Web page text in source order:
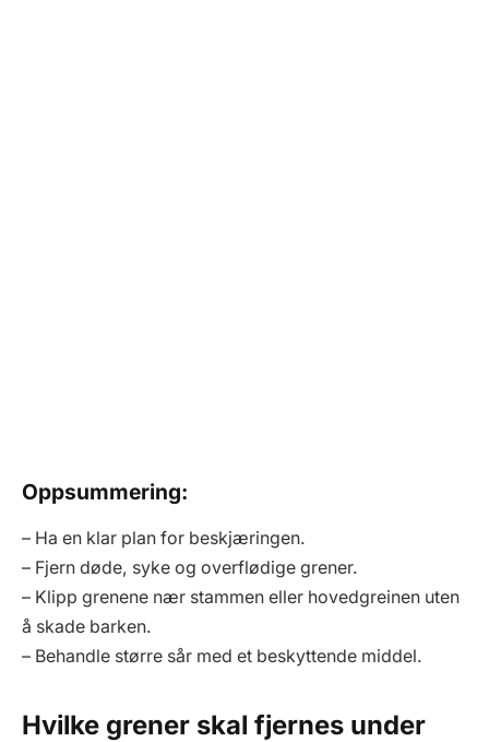
Oppsummering:
– Ha en klar plan for beskjæringen.
– Fjern døde, syke og overflødige grener.
– Klipp grenene nær stammen eller hovedgreinen uten
å skade barken.
– Behandle større sår med et beskyttende middel.
Hvilke grener skal fjernes under